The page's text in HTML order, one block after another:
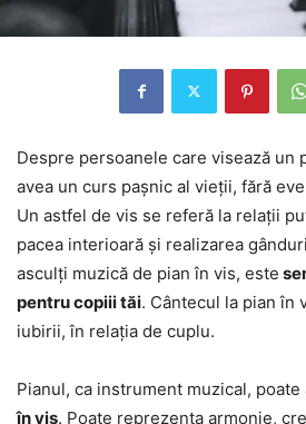
Despre persoanele care visează un
avea un curs pașnic al vieții, fără
Un astfel de vis se referă la relații
pacea interioară și realizarea
asculți muzică de pian în vis, este
pentru copiii tăi. Cântecul la pian în
iubirii, în relația de cuplu.
Pianul, ca instrument muzical, poate
în vis. Poate reprezenta armonie,